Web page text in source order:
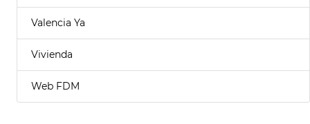
Valencia Ya
Vivienda
Web FDM